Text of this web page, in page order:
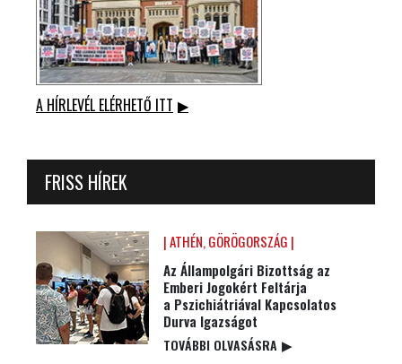
A HÍRLEVÉL ELÉRHETŐ ITT ▶
FRISS HÍREK
| ATHÉN, GÖRÖGORSZÁG |
Az Állampolgári Bizottság az
Emberi Jogokért Feltárja
a Pszichiátriával Kapcsolatos
Durva Igazságot
TOVÁBBI OLVASÁSRA ▶